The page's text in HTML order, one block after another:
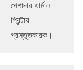
পেশাদার থার্মাল
প্রিন্টার
প্রস্তুতকারক।